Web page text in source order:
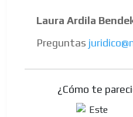
Laura Ardila
Preguntas
¿Cómo te